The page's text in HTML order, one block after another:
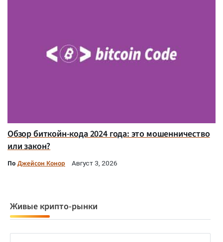
Обзор биткойн-кода 2024 года: это мошенничество
или закон?
По Джейсон Конор Август 3, 2026
Живые крипто-рынки